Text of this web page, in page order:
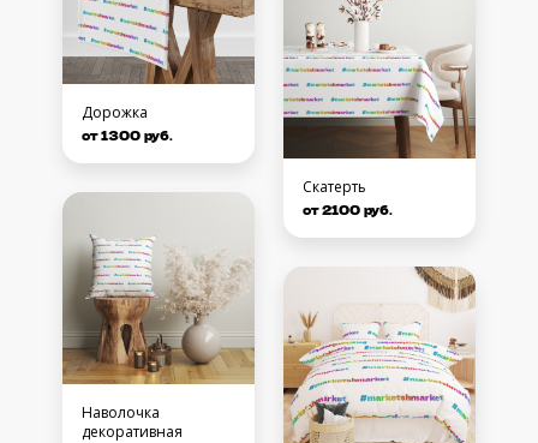
Дорожка
от 1300 руб.
Наволочка
декоративная
Скатерть
от 2100 руб.